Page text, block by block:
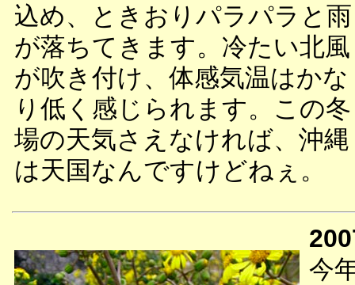
込め、ときおりパラパラと雨
が落ちてきます。冷たい北風
が吹き付け、体感気温はかな
り低く感じられます。この冬
場の天気さえなければ、沖縄
は天国なんですけどねぇ。
今